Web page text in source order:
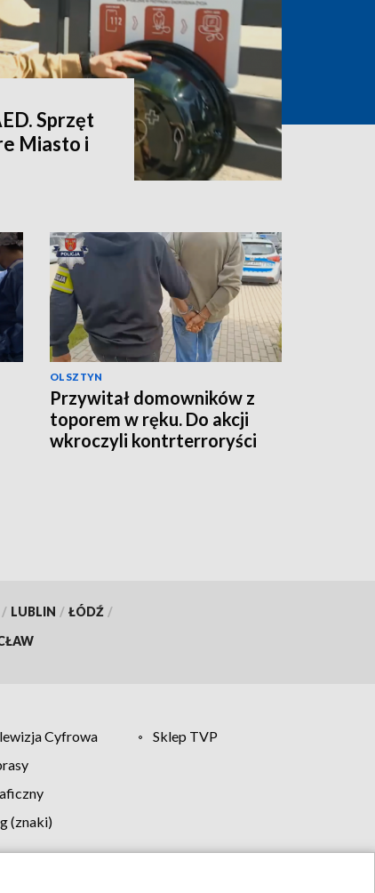
Sprzęt
Miasto i
OLSZTYN
Przywitał domowników z
toporem w ręku. Do akcji
wkroczyli kontrterroryści
/ LUBLIN / ŁÓDŹ /
Cyfrowa
Sklep TVP
(znaki)